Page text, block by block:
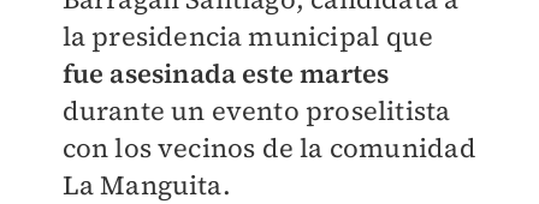
la presidencia municipal que
fue asesinada este martes
durante un evento proselitista
con los vecinos de la comunidad
La Manguita.